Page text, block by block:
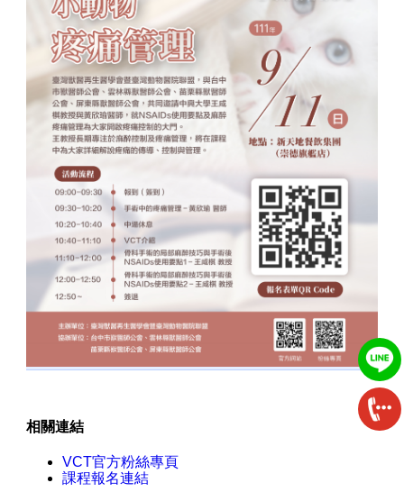
相關連結
VCT官方粉絲專頁
課程報名連結